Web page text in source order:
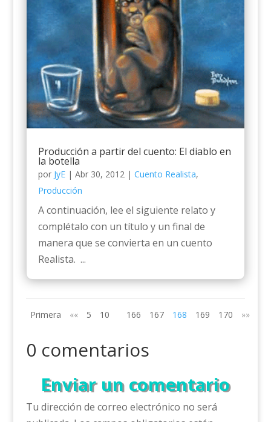
Producción a partir del cuento: El diablo en
la botella
por JyE| Abr 30, 2012| Cuento Realista,
Producción
A continuación, lee el siguiente relato y
complétalo con un título y un final de
manera que se convierta en un cuento
Realista. ...
Primera «« 5 10 166 167 168 169 170 »»
0 comentarios
Enviar un comentario
Tu dirección de correo electrónico no será